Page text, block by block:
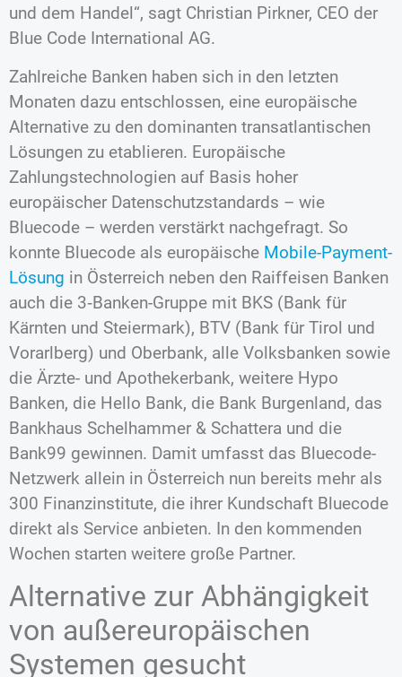
und dem Handel“, sagt Christian Pirkner, CEO der
Blue Code International AG.
Zahlreiche Banken haben sich in den letzten
Monaten dazu entschlossen, eine europäische
Alternative zu den dominanten transatlantischen
Lösungen zu etablieren. Europäische
Zahlungstechnologien auf Basis hoher
europäischer Datenschutzstandards – wie
Bluecode – werden verstärkt nachgefragt. So
konnte Bluecode als europäische Mobile-Payment-
Lösung in Österreich neben den Raiffeisen Banken
auch die 3‑Banken-Gruppe mit BKS (Bank für
Kärnten und Steiermark), BTV (Bank für Tirol und
Vorarlberg) und Oberbank, alle Volksbanken sowie
die Ärzte- und Apothekerbank, weitere Hypo
Banken, die Hello Bank, die Bank Burgenland, das
Bankhaus Schelhammer & Schattera und die
Bank99 gewinnen. Damit umfasst das Bluecode-
Netzwerk allein in Österreich nun bereits mehr als
300 Finanzinstitute, die ihrer Kundschaft Bluecode
direkt als Service anbieten. In den kommenden
Wochen starten weitere große Partner.
Alternative zur Abhängigkeit
von außereuropäischen
Systemen gesucht